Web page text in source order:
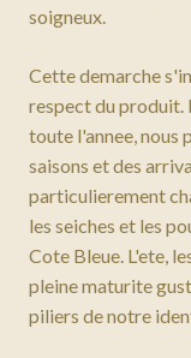
soigneux.
Cette demarche
respect du produit.
toute l'annee, nous
saisons et des
particulierement
les seiches et les
Cote Bleue. L'ete,
pleine maturite
piliers de notre